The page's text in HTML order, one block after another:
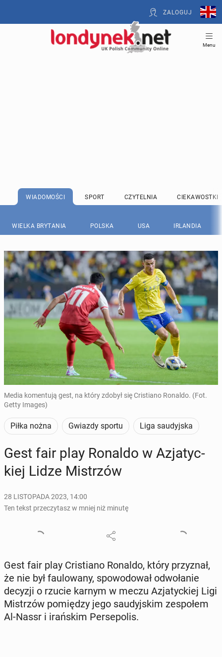
ZALOGUJ
Menu
WIADOMOŚCI SPORT CZYTELNIA CIEKAWOSTKI
WIELKA BRYTANIA POLSKA USA IRLANDIA
Media komentują gest, na który zdobył się Cristiano Ronaldo. (Fot.
Getty Images)
Piłka nożna Gwiazdy sportu Liga saudyjska
Gest fair play Ronaldo w Azja­tyc­
kiej Lidze Mi­strzów
28 LISTOPADA 2023, 14:00
Ten tekst przeczytasz w mniej niż minutę
Gest fair play Cri­stia­no Ronaldo, który przy­znał,
że nie był fau­lo­wa­ny, spo­wo­do­wał od­wo­ła­nie
decyzji o rzucie karnym w meczu Azja­tyc­kiej Ligi
Mi­strzów po­mię­dzy jego sau­dyj­skim ze­spo­łem
Al-Nassr i irań­skim Per­se­po­lis.